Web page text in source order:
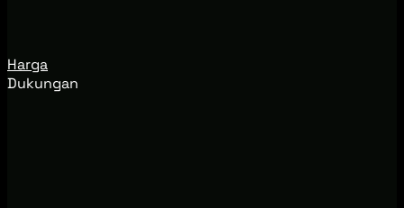
Harga
Dukungan